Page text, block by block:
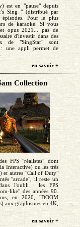
est en "pause" depuis
Sing " (distribué par
Pour le plus
de karaoké. Si vous
opus 2021... pas de
d'investir dans des
de "SingStar" sont
: une appli permet de
en savoir +
Collection
FPS "réalistes" dont
Interactive) ou les très
et autres "Call of Duty"
"arcade", il reste un
l'oubli : les FPS
like" des années 90.
en 2020, "DOOM
aux graphismes en 4K,
en savoir +